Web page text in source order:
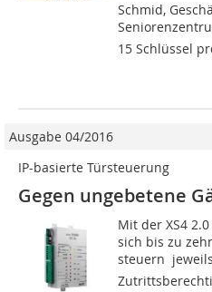
Schmid,
15 Schlüssel
Ausgabe 04/2016
IP-basierte Türsteuerung
Gegen ungebetene
Mit der XS4
sich bis zu
steuern 